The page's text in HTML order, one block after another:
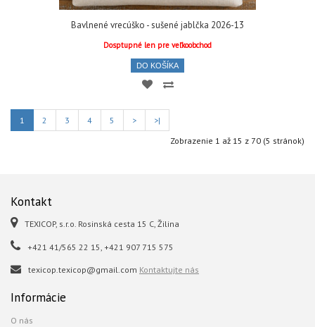
Bavlnené vrecúško - sušené jablčka 2026-13
Dosptupné len pre veľkoobchod
DO KOŠÍKA
1 2 3 4 5 >
>|
Zobrazenie 1 až 15 z 70 (5 stránok)
Kontakt
TEXICOP, s.r.o. Rosinská cesta 15 C, Žilina
+421 41/565 22 15, +421 907 715 575
texicop.texicop@gmail.com Kontaktujte nás
Informácie
O nás